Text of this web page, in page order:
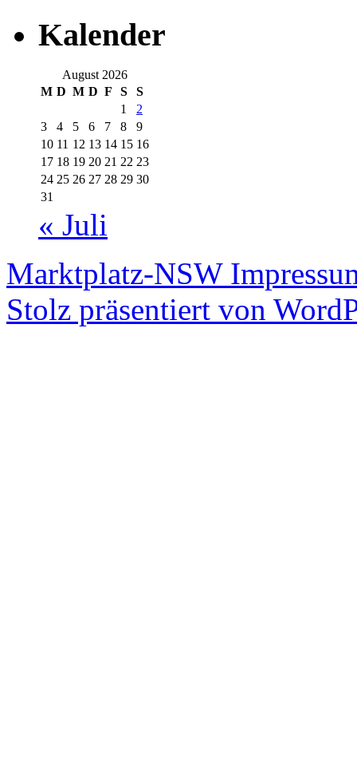
Kalender
August 2026
M D M D F S
S
1
2
3
4 5 6 7 8
9
10 11 12 13 14 15 16
17 18 19 20 21 22 23
24 25 26 27 28 29 30
31
« Juli
Marktplatz-NSW
Stolz präsentiert von